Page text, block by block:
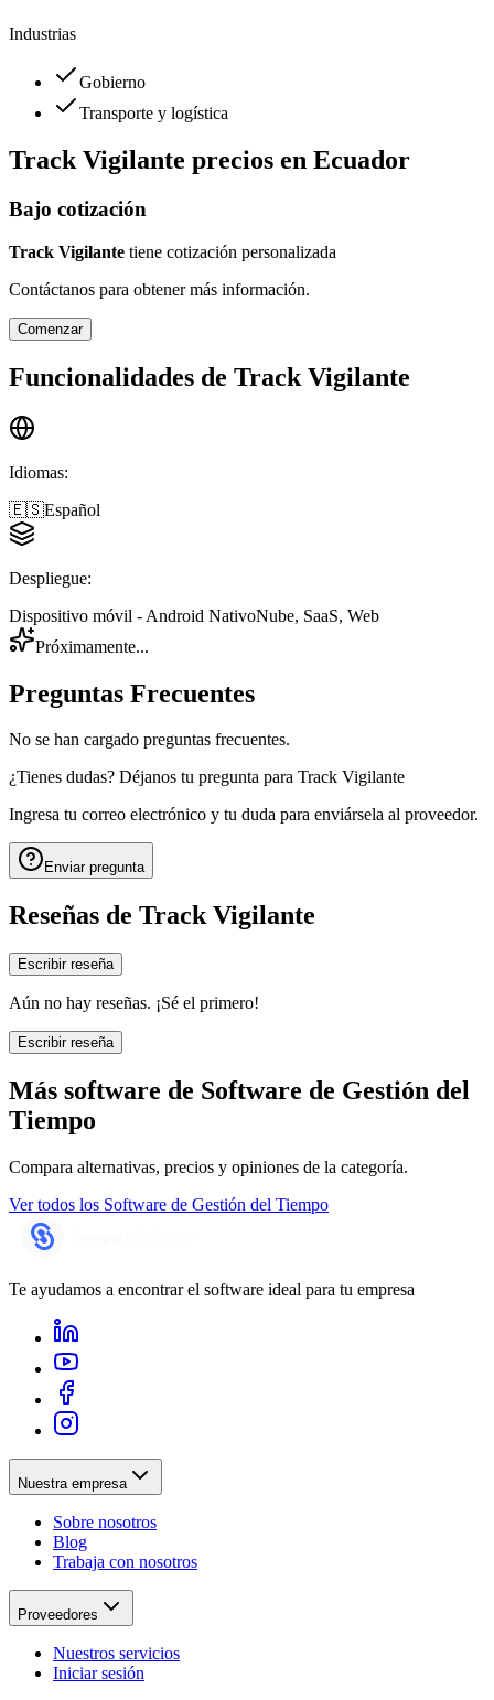
Industrias
Gobierno
Transporte y logística
Track Vigilante precios en Ecuador
Bajo cotización
Track Vigilante tiene cotización personalizada
Contáctanos para obtener más información.
Comenzar
Funcionalidades de Track Vigilante
Idiomas:
🇪🇸Español
Despliegue:
Dispositivo móvil - Android NativoNube, SaaS, Web
Próximamente...
Preguntas Frecuentes
No se han cargado preguntas frecuentes.
¿Tienes dudas? Déjanos tu pregunta para Track Vigilante
Ingresa tu correo electrónico y tu duda para enviársela al proveedor.
Enviar pregunta
Reseñas de Track Vigilante
Escribir reseña
Aún no hay reseñas. ¡Sé el primero!
Escribir reseña
Más software de Software de Gestión del
Tiempo
Compara alternativas, precios y opiniones de la categoría.
Ver todos los Software de Gestión del Tiempo
Te ayudamos a encontrar el software ideal para tu empresa
Nuestra empresa
Sobre nosotros
Blog
Trabaja con nosotros
Proveedores
Nuestros servicios
Iniciar sesión